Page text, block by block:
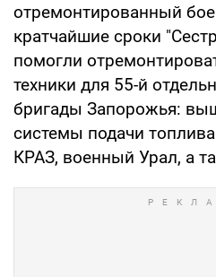
отремонтированный
кратчайшие сроки
помогли
техники для 55-й
бригады Запорожья:
системы подачи
КРАЗ, военный Урал, а